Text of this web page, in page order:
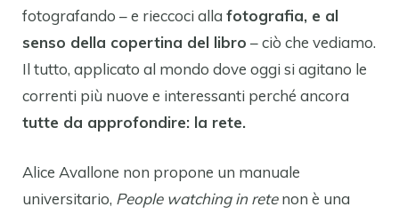
fotografando – e rieccoci alla fotografia, e al
senso della copertina del libro – ciò che vediamo.
Il tutto, applicato al mondo dove oggi si agitano le
correnti più nuove e interessanti perché ancora
tutte da approfondire: la rete.
Alice Avallone non propone un manuale
universitario, People watching in retenon è una